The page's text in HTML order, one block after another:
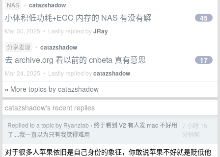
NAS • catazshadow
小体积低功耗+ECC 内存的 NAS 有没有解
Mar 30, 2025 • Lastly replied byJRay
45
分享发现 • catazshadow
去 archive.org 看以前的 cnbeta 真有意思
Mar 24, 2025 • Lastly replied bycatazshadow
17
» More topics by catazshadow
catazshadow's recent replies
Replied to a topic by Ryanzlab › 终于看到 V2 有人发 mac 不好用
了....我一直以为只有我觉得难用
7 小时 15
分钟前
对于很多人苹果依旧是自己身份的象征，你敢说苹果不好就是贬低他